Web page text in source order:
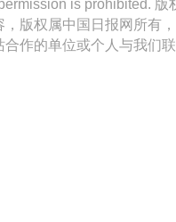
is prohibited.
，版权属中国日报网所有
合作的单位或个人与我们